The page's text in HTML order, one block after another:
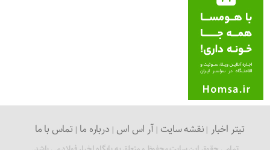
تیتر اخبار نقشه سایت آر اس اس درباره ما تماس با ما